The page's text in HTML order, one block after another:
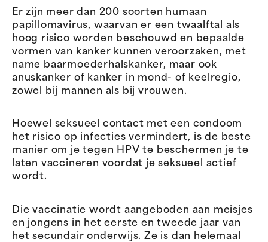
Er zijn meer dan 200 soorten humaan
papillomavirus, waarvan er een twaalftal als
hoog risico worden beschouwd en bepaalde
vormen van kanker kunnen veroorzaken, met
name baarmoederhalskanker, maar ook
anuskanker of kanker in mond- of keelregio,
zowel bij mannen als bij vrouwen.
Hoewel seksueel contact met een condoom
het risico op infecties vermindert, is de beste
manier om je tegen HPV te beschermen je te
laten vaccineren voordat je seksueel actief
wordt.
Die vaccinatie wordt aangeboden aan meisjes
en jongens in het eerste en tweede jaar van
het secundair onderwijs. Ze is dan helemaal